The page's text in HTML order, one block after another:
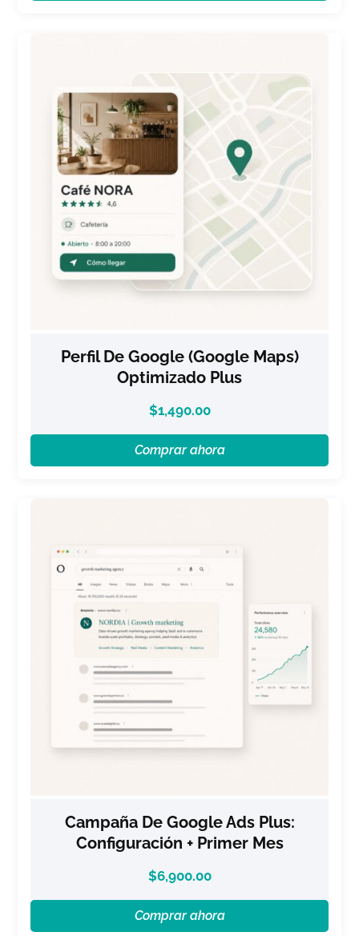
Perfil De Google (Google Maps)
Optimizado Plus
$1,490.00
Comprar ahora
Campaña De Google Ads Plus:
Configuración + Primer Mes
$6,900.00
Comprar ahora